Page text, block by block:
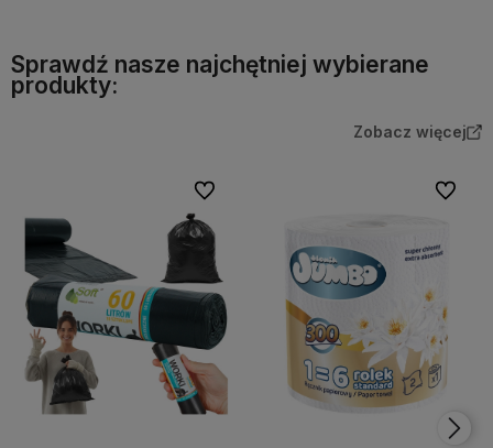
Sprawdź nasze najchętniej wybierane
produkty:
Zobacz więcej
Do ulubionych Do